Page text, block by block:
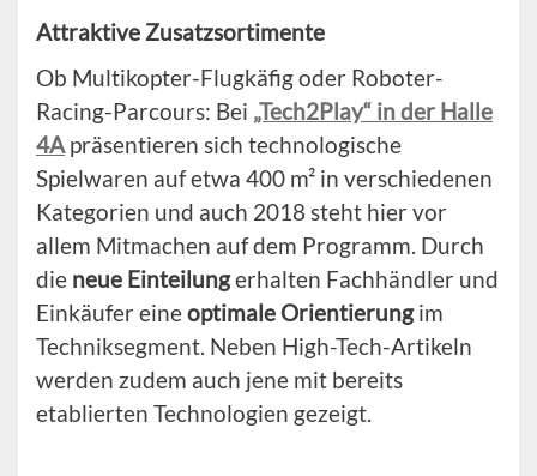
Attraktive Zusatzsortimente
Ob Multikopter-Flugkäfig oder Roboter-
Racing-Parcours: Bei „Tech2Play“ in der Halle
4A präsentieren sich technologische
Spielwaren auf etwa 400 m² in verschiedenen
Kategorien und auch 2018 steht hier vor
allem Mitmachen auf dem Programm. Durch
die neue Einteilungerhalten Fachhändler und
Einkäufer eineoptimale Orientierungim
Techniksegment. Neben High-Tech-Artikeln
werden zudem auch jene mit bereits
etablierten Technologien gezeigt.